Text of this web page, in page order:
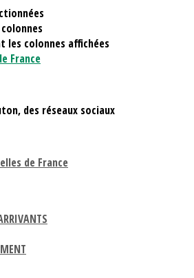
les colonnes affichées
des réseaux sociaux